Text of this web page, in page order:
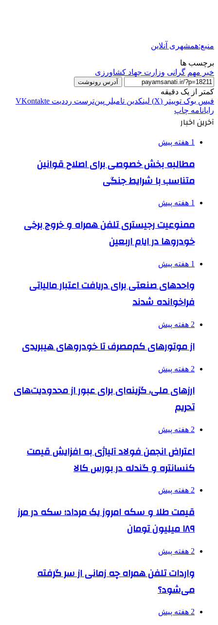
منبع:همشهری آنلاین
برچسب ها
خبر مهم گرانی وزارت جهاد کشاورزی
آدرس رونوشت
کمتر از یک دقیقه
فیس بوک توییتر (X) لینکدین ‫تامبلر ‫پین‌ترست ‫رددیت ‫VKontakte
رایانامه چاپ
آخرین اخبار
1 هفته پیش
مطالبه بخش خصوصی برای اصلاح قوانین
متناسب با شرایط جنگی
1 هفته پیش
ممنوعیت رجیستری تلفن همراه و خروج برخی
خودروها در ایام اربعین
1 هفته پیش
واحدهای صنعتی برای دریافت اعتبار مالیاتی
فراخوانده شدند
2 هفته پیش
از موتورهای کم‌مصرف تا خودروهای هیبریدی
2 هفته پیش
ارزهای ملی، گزینه‌ای برای عبور از محدودیت‌های
تحریم
2 هفته پیش
اعتراض انجمن فولاد آلیاژی به افزایش قیمت
کنسانتره و گندله در بورس کالا
2 هفته پیش
قیمت طلا و سکه امروز یک مرداد؛ سکه در مرز
۱۸۹ میلیون تومان
2 هفته پیش
واردات تلفن همراه چه زمانی از سر گرفته
می‌شود؟
2 هفته پیش